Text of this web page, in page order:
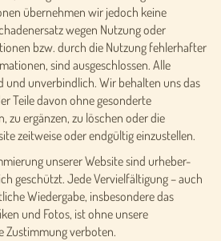
übernehmen wir jedoch keine
wegen Nutzung oder
bzw. durch die Nutzung fehlerhafter
sind ausgeschlossen. Alle
und unverbindlich. Wir behalten uns das
Teile davon ohne gesonderte
zu ergänzen, zu löschen oder die
zeitweise oder endgültig einzustellen.
unserer Website sind urheber-
geschützt. Jede Vervielfältigung – auch
Wiedergabe, insbesondere das
und Fotos, ist ohne unsere
Zustimmung verboten.